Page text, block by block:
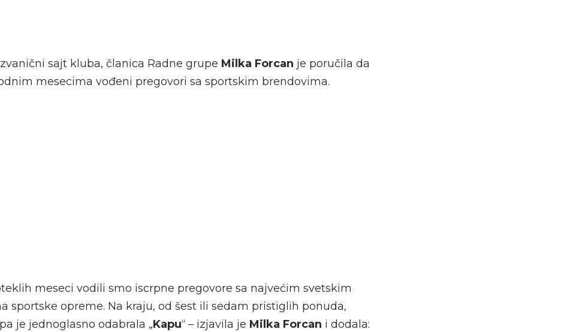
sajt kluba, članica Radne grupe Milka Forcan je poručila da
mesecima vođeni pregovori sa sportskim brendovima.
meseci vodili smo iscrpne pregovore sa najvećim svetskim
sportske opreme. Na kraju, od šest ili sedam pristiglih ponuda,
je jednoglasno odabrala „Kapu“ – izjavila je Milka Forcan i dodala: